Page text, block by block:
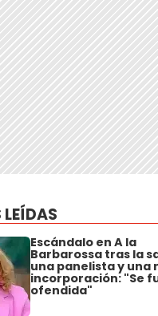
Escándalo en A la
Barbarossa tras la
una panelista y una
incorporación: "Se
ofendida"